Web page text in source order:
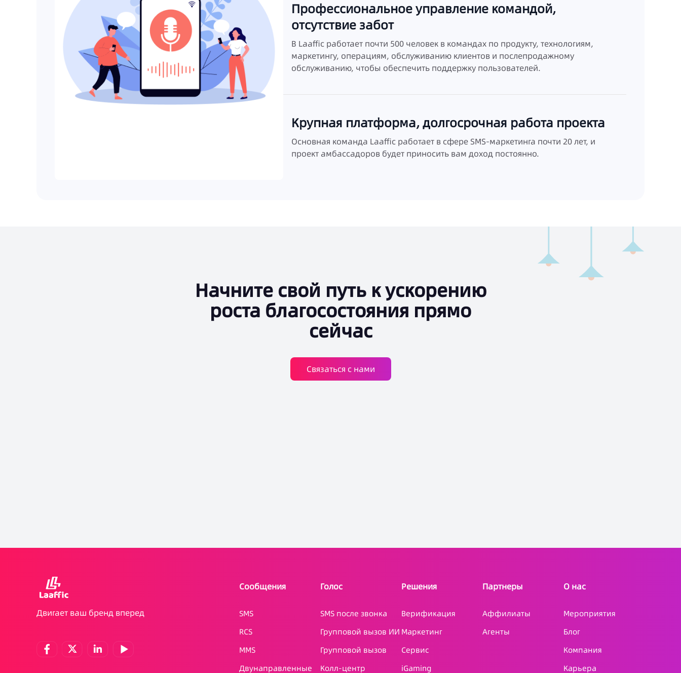
Профессиональное управление командой,
отсутствие забот
В Laaffic работает почти 500 человек в командах по продукту, технологиям,
маркетингу, операциям, обслуживанию клиентов и послепродажному
обслуживанию, чтобы обеспечить поддержку пользователей.
Крупная платформа, долгосрочная работа проекта
Основная команда Laaffic работает в сфере SMS-маркетинга почти 20 лет, и
проект амбассадоров будет приносить вам доход постоянно.
Начните свой путь к ускорению
роста благосостояния прямо
сейчас
Связаться с нами
Двигает ваш бренд вперед
Сообщения
SMS
RCS
MMS
Двунаправленные
Голос
SMS после звонка
Групповой вызов ИИ
Групповой вызов
Колл-центр
Решения
Верификация
Маркетинг
Сервис
iGaming
Партнеры
Аффилиаты
Агенты
О нас
Мероприятия
Блог
Компания
Карьера